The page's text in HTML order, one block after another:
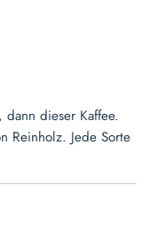
dieser Kaffee.
Reinholz. Jede Sorte